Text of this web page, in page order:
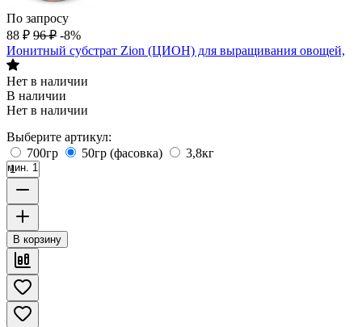
По запросу
88 ₽ 96 ₽ -8%
Ионитный субстрат Zion (ЦИОН) для выращивания овощей,
Нет в наличии
В наличии
Нет в наличии
Выберите артикул:
700гр
50гр (фасовка) 3,8кг
мин. 1
В корзину